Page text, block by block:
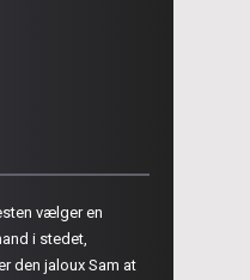
vælger en
i stedet,
den jaloux Sam at